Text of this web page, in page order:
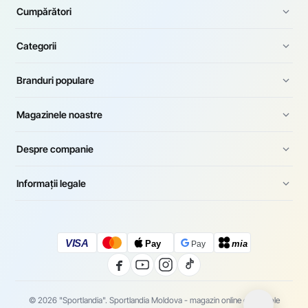
Cumpărători
Categorii
Branduri populare
Magazinele noastre
Despre companie
Informații legale
VISA Pay Pay mia
© 2026 "Sportlandia". Sportlandia Moldova - magazin online de articole